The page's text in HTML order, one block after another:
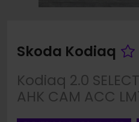
Skoda Kodiaq
Kodiaq 2.0
AHK CAM ACC